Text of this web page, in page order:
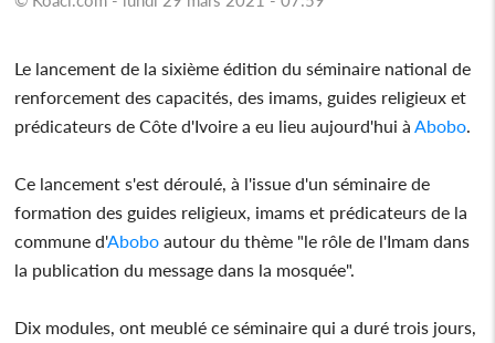
Le lancement de la sixième édition du séminaire national de
renforcement des capacités, des imams, guides religieux et
prédicateurs de Côte d'Ivoire a eu lieu aujourd'hui à Abobo
Ce lancement s'est déroulé, à l'issue d'un séminaire de
formation des guides religieux, imams et prédicateurs de la
commune d'Abobo autour du thème "le rôle de l'Imam dans
la publication du message dans la mosquée".
Dix modules, ont meublé ce séminaire qui a duré trois jours,